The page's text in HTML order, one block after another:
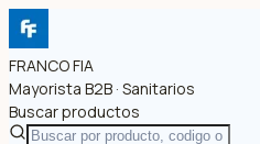
FRANCO FIA
Mayorista B2B · Sanitarios
Buscar productos